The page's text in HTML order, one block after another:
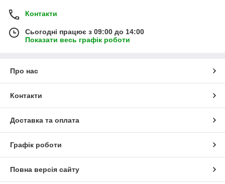
Контакти
Сьогодні працює з 09:00 до 14:00
Показати весь графік роботи
Про нас
Контакти
Доставка та оплата
Графік роботи
Повна версія сайту